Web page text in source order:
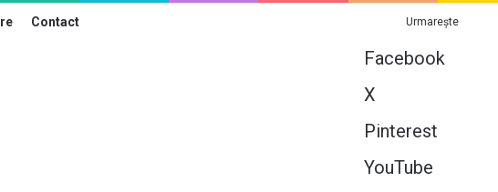
Contact Urmarește
Facebook
X
Pinterest
YouTube